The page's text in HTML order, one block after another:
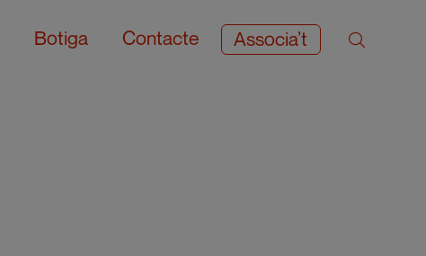
Botiga Contacte Associa’t